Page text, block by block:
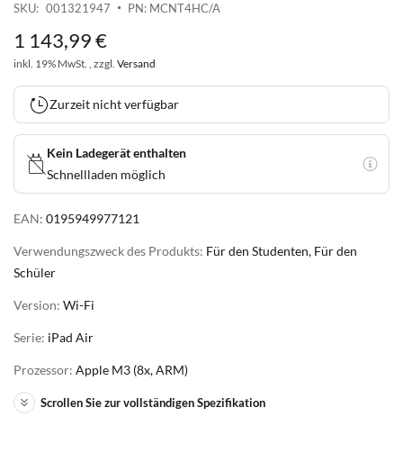
SKU 001321947 PN: MCNT4HC/A
EAN: 0195949977121
Verwendungszweck des Produkts: Für den Studenten, Für den
Schüler
Version: Wi-Fi
Serie: iPad Air
Prozessor: Apple M3 (8x, ARM)
Scrollen Sie zur vollständigen Spezifikation
1 143,99€
inkl. 19% MwSt. , zzgl. Versand
Zurzeit nicht verfügbar
Kein Ladegerät enthalten
Schnellladen möglich